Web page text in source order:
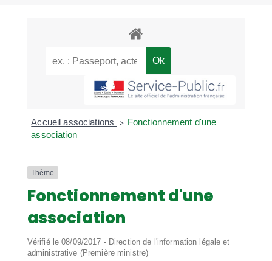
Accueil associations > Fonctionnement d'une
association
Thème
Fonctionnement d'une
association
Vérifié le 08/09/2017 - Direction de l'information légale et
administrative (Première ministre)